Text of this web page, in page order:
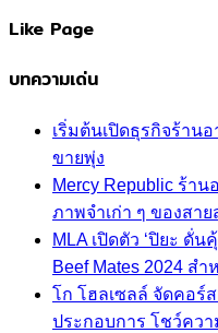
Like Page
บทความเด่น
เริ่มต้นเปิดธุรกิจร้าน
ขายพุ่ง
Mercy Republic ร้า
ภาพจำเก่า ๆ ของสา
MLA เปิดตัว ‘ปิยะ ดั่
Beef Mates 2024 สำ
โก โฮลเซลล์ จัดคอร์
ประกอบการ โชว์คว